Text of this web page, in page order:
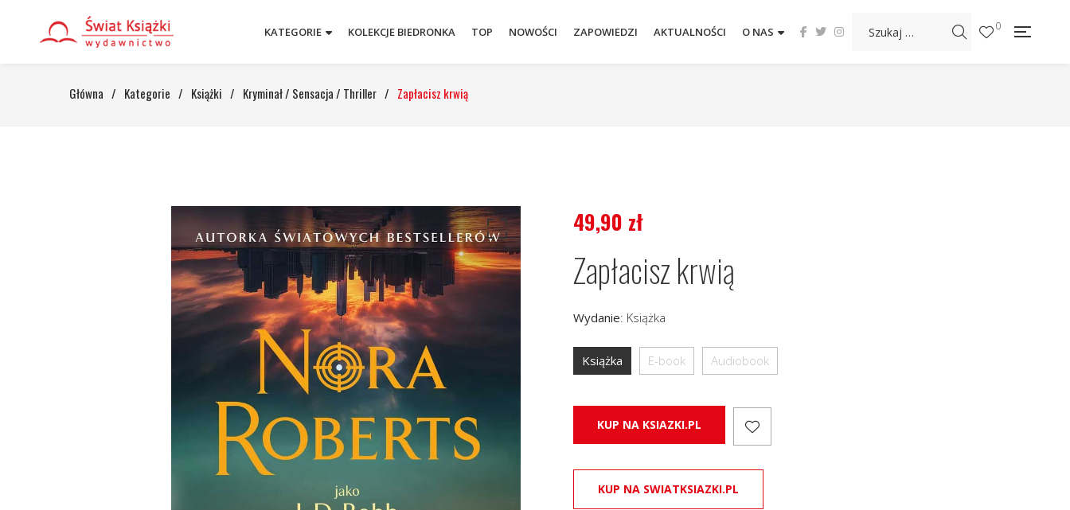
KATEGORIE KOLEKCJE BIEDRONKA TOP NOWOŚCI ZAPOWIEDZI AKTUALNOŚCI O NAS 0
Główna / Kategorie / Książki / Kryminał / Sensacja / Thriller / Zapłacisz krwią
49,90 zł
Zapłacisz krwią
Wydanie: Książka
Książka E-book Audiobook
KUP NA KSIAZKI.PL
KUP NA SWIATKSIAZKI.PL